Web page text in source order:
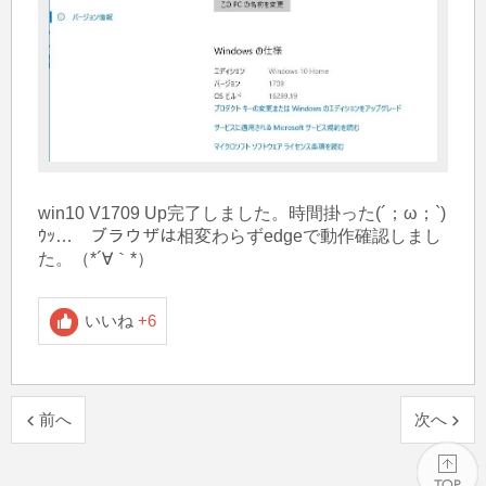
win10 V1709 Up完了しました。時間掛った(´；ω；`)
ｳｯ…　ブラウザは相変わらずedgeで動作確認しまし
た。（*´∀｀*）
いいね +6
前へ 次へ